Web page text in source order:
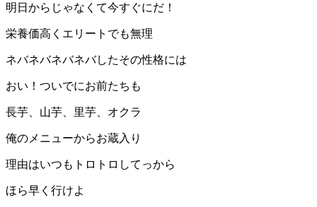
明日からじゃなくて今すぐにだ！
栄養価高くエリートでも無理
ネバネバネバネバしたその性格には
おい！ついでにお前たちも
長芋、山芋、里芋、オクラ
俺のメニューからお蔵入り
理由はいつもトロトロしてっから
ほら早く行けよ